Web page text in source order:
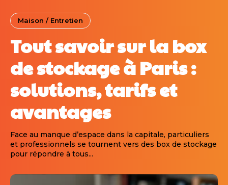
Maison / Entretien
Tout savoir sur la box
de stockage à Paris :
solutions, tarifs et
avantages
Face au manque d’espace dans la capitale, particuliers
et professionnels se tournent vers des box de stockage
pour répondre à tous...